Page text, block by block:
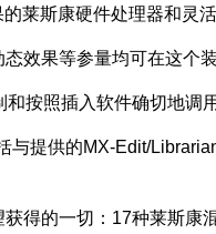
莱斯康硬件处理器和灵
效果等参量均可在这个
按照插入软件确切地调
与提供的MX-Edit/
得的一切：17种莱斯